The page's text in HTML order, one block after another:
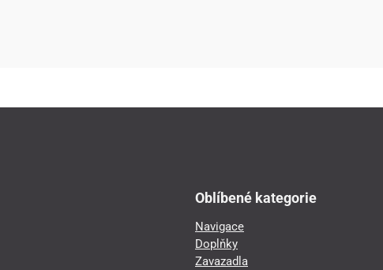
Oblíbené kategorie
Navigace
Doplňky
Zavazadla